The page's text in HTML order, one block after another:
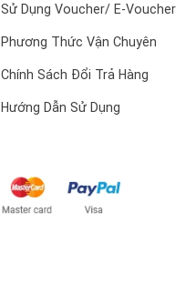
Sử Dụng Voucher/ E-Voucher
Phương Thức Vận Chuyên
Chính Sách Đổi Trả Hàng
Hướng Dẫn Sử Dụng